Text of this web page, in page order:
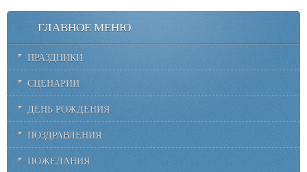
ГЛАВНОЕ МЕНЮ
ПРАЗДНИКИ
СЦЕНАРИИ
ДЕНЬ РОЖДЕНИЯ
ПОЗДРАВЛЕНИЯ
ПОЖЕЛАНИЯ